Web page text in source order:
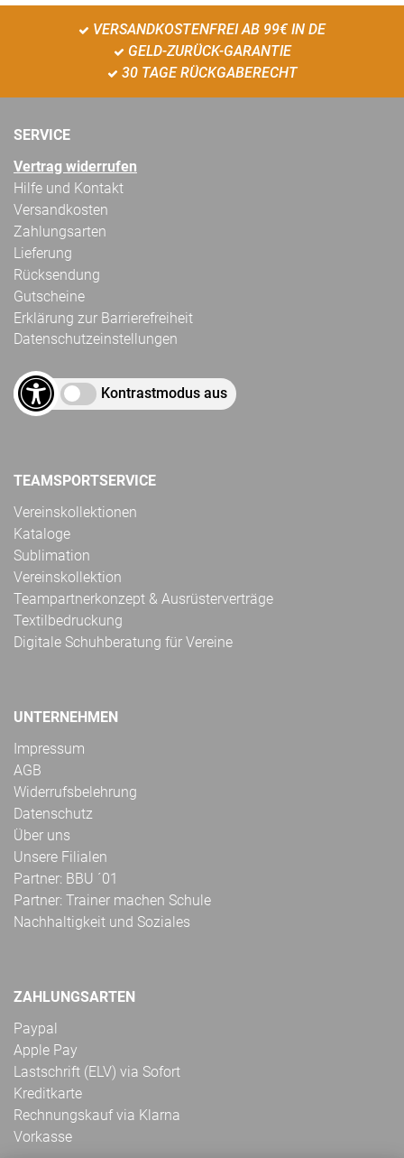
VERSANDKOSTENFREI AB 99€ IN DE
GELD-ZURÜCK-GARANTIE
30 TAGE RÜCKGABERECHT
SERVICE
Vertrag widerrufen
Hilfe und Kontakt
Versandkosten
Zahlungsarten
Lieferung
Rücksendung
Gutscheine
Erklärung zur Barrierefreiheit
Datenschutzeinstellungen
Kontrastmodus aus
TEAMSPORTSERVICE
Vereinskollektionen
Kataloge
Sublimation
Vereinskollektion
Teampartnerkonzept & Ausrüsterverträge
Textilbedruckung
Digitale Schuhberatung für Vereine
UNTERNEHMEN
Impressum
AGB
Widerrufsbelehrung
Datenschutz
Über uns
Unsere Filialen
Partner: BBU ´01
Partner: Trainer machen Schule
Nachhaltigkeit und Soziales
ZAHLUNGSARTEN
Paypal
Apple Pay
Lastschrift (ELV) via Sofort
Kreditkarte
Rechnungskauf via Klarna
Vorkasse